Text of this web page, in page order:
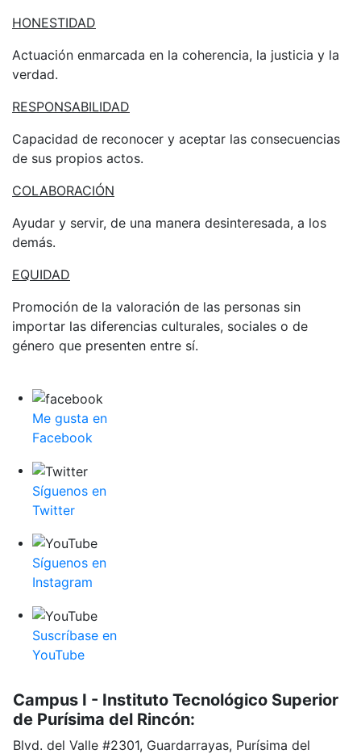
HONESTIDAD
Actuación enmarcada en la coherencia, la justicia y la
verdad.
RESPONSABILIDAD
Capacidad de reconocer y aceptar las consecuencias
de sus propios actos.
COLABORACIÓN
Ayudar y servir, de una manera desinteresada, a los
demás.
EQUIDAD
Promoción de la valoración de las personas sin
importar las diferencias culturales, sociales o de
género que presenten entre sí.
Me gusta en
Facebook
Síguenos en
Twitter
Síguenos en
Instagram
Suscríbase en
YouTube
Campus I - Instituto Tecnológico Superior
de Purísima del Rincón:
Blvd. del Valle #2301, Guardarrayas, Purísima del